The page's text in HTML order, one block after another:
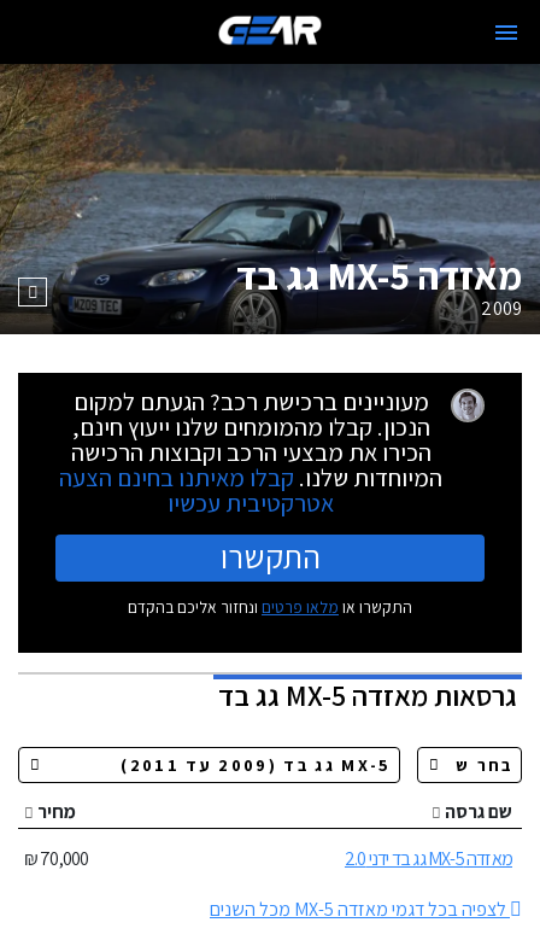
מאזדה MX-5 גג בד
2009
מעוניינים ברכישת רכב? הגעתם למקום
הנכון. קבלו מהמומחים שלנו ייעוץ חינם,
הכירו את מבצעי הרכב וקבוצות הרכישה
המיוחדות שלנו. קבלו מאיתנו בחינם הצעה
אטרקטיבית עכשיו
התקשרו
התקשרו או מלאו פרטים ונחזור אליכם בהקדם
גרסאותמאזדה MX-5 גג בד
שם גרסה
מחיר
מאזדה MX-5 גג בד ידני 2.0
70,000 ₪
לצפיה בכל דגמי מאזדה MX-5 מכל השנים